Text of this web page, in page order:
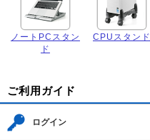
ノートPCスタン
ド
CPUスタンド
ご利用ガイド
ログイン